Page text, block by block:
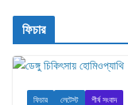
ফিচার
ফিচার লেটেস্ট শীর্ষ সংবাদ